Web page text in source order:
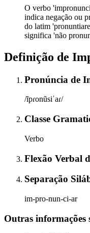
O verbo
indica negação ou
do latim
significa 'não
Definição de
Pronúncia de
/ĩpɾonũsiˈaɾ/
Classe
Verbo
Flexão Verbal
Separação
im-pro-nun-ci-ar
Outras informações